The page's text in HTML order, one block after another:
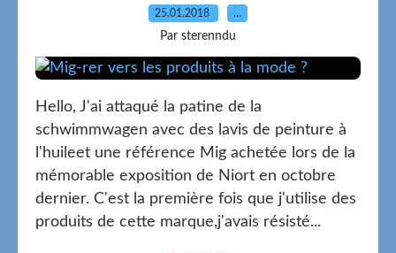
25.01.2018 …
Par sterenndu
Hello, J'ai attaqué la patine de la
schwimmwagen avec des lavis de peinture à
l'huileet une référence Mig achetée lors de la
mémorable exposition de Niort en octobre
dernier. C'est la première fois que j'utilise des
produits de cette marque,j'avais résisté...